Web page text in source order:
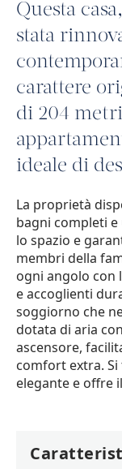
Questa
stata
carattere
di 204
ideale di
La proprietà
bagni completi
lo spazio e
membri della
ogni angolo con
e accoglienti
soggiorno che
dotata di aria
ascensore,
comfort extra. Si
elegante e offre